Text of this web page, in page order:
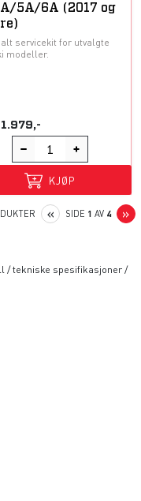
5A/6A (2017 og
servicekit for utvalgte
modeller.
1.979,-
KJØP
«PREVIOUS
SIDE 1 AV 4 »
/ tekniske spesifikasjoner /